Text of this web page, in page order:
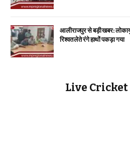
आलीराजपुर से बड़ी खबर:
रिश्वत लेते रंगे हाथों पकड़ा गया
Live Cricket